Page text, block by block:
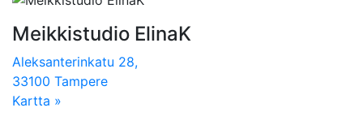
Meikkistudio ElinaK
Aleksanterinkatu 28,
33100 Tampere
Kartta »